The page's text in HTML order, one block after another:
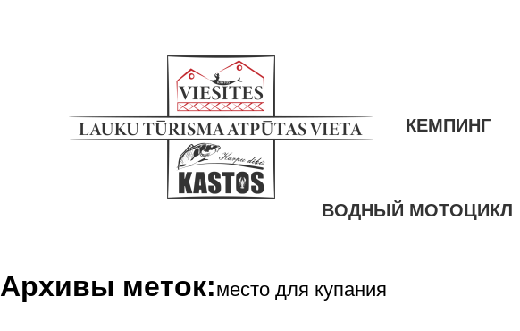
КЕМПИНГ
ВОДНЫЙ МОТОЦИКЛ
Архивы меток:место для купания